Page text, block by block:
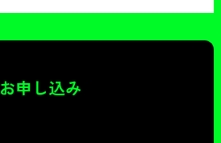
お申し込み